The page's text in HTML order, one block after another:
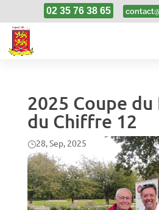
02 35 76 38 65
2025 Coupe
du Chiffre 12
28, Sep, 2025